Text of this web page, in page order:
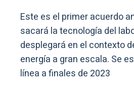
Este es el primer acuerdo
sacará la tecnología del
desplegará en el contexto
energía a gran escala. Se
línea a finales de 2023